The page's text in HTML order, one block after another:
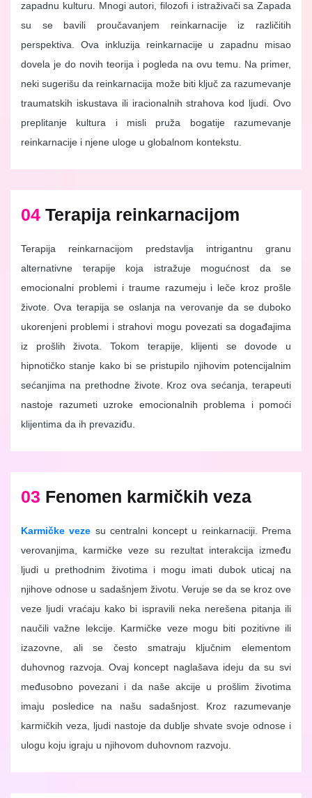
zapadnu kulturu. Mnogi autori, filozofi i istraživači sa Zapada
su se bavili proučavanjem reinkarnacije iz različitih
perspektiva. Ova inkluzija reinkarnacije u zapadnu misao
dovela je do novih teorija i pogleda na ovu temu. Na primer,
neki sugerišu da reinkarnacija može biti ključ za razumevanje
traumatskih iskustava ili iracionalnih strahova kod ljudi. Ovo
preplitanje kultura i misli pruža bogatije razumevanje
reinkarnacije i njene uloge u globalnom kontekstu.
04 Terapija reinkarnacijom
Terapija reinkarnacijom predstavlja intrigantnu granu
alternativne terapije koja istražuje mogućnost da se
emocionalni problemi i traume razumeju i leče kroz prošle
živote. Ova terapija se oslanja na verovanje da se duboko
ukorenjeni problemi i strahovi mogu povezati sa događajima
iz prošlih života. Tokom terapije, klijenti se dovode u
hipnotičko stanje kako bi se pristupilo njihovim potencijalnim
sećanjima na prethodne živote. Kroz ova sećanja, terapeuti
nastoje razumeti uzroke emocionalnih problema i pomoći
klijentima da ih prevaziđu.
03 Fenomen karmičkih veza
Karmičke veze su centralni koncept u reinkarnaciji. Prema
verovanjima, karmičke veze su rezultat interakcija između
ljudi u prethodnim životima i mogu imati dubok uticaj na
njihove odnose u sadašnjem životu. Veruje se da se kroz ove
veze ljudi vraćaju kako bi ispravili neka nerešena pitanja ili
naučili važne lekcije. Karmičke veze mogu biti pozitivne ili
izazovne, ali se često smatraju ključnim elementom
duhovnog razvoja. Ovaj koncept naglašava ideju da su svi
međusobno povezani i da naše akcije u prošlim životima
imaju posledice na našu sadašnjost. Kroz razumevanje
karmičkih veza, ljudi nastoje da dublje shvate svoje odnose i
ulogu koju igraju u njihovom duhovnom razvoju.